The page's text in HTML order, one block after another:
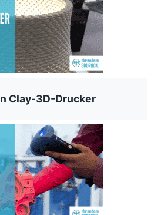
Clay-3D-Drucker